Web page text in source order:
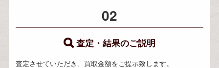
02
査定・結果のご説明
査定させていただき、買取金額をご提示致します。